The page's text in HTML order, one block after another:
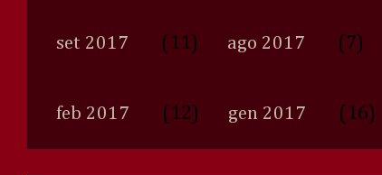
set 2017 (11) ago 2017 (7)
feb 2017 (12) gen 2017 (16)